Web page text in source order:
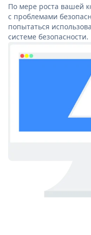
По мере роста вашей
с проблемами
попытаться
системе безопасности.